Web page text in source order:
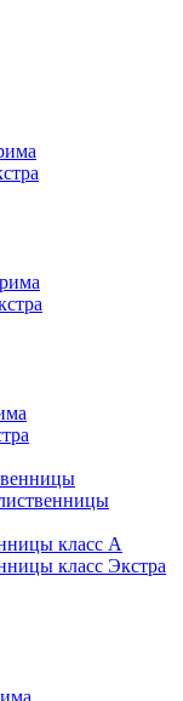
класс А
класс Экстра